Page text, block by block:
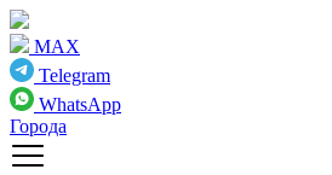
MAX
Telegram
WhatsApp
Города